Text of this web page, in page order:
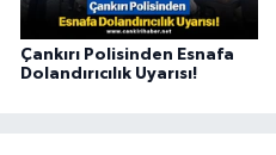
Çankırı Polisinden Esnafa
Dolandırıcılık Uyarısı!